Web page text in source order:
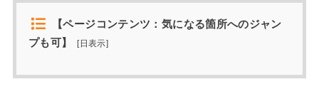
【ページコンテンツ：気になる箇所へのジャン
プも可】
[日表示]